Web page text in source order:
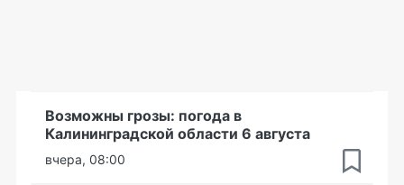
Возможны грозы: погода в
Калининградской области 6 августа
вчера, 08:00